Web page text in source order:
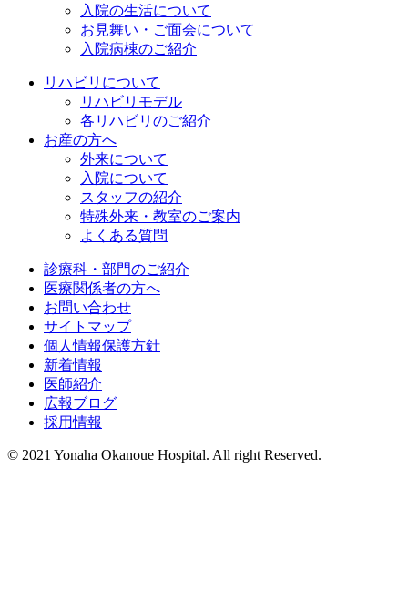
入院の生活について
お見舞い・ご面会について
入院病棟のご紹介
リハビリについて
リハビリモデル
各リハビリのご紹介
お産の方へ
外来について
入院について
スタッフの紹介
特殊外来・教室のご案内
よくある質問
診療科・部門のご紹介
医療関係者の方へ
お問い合わせ
サイトマップ
個人情報保護方針
新着情報
医師紹介
広報ブログ
採用情報
© 2021 Yonaha Okanoue Hospital. All right Reserved.